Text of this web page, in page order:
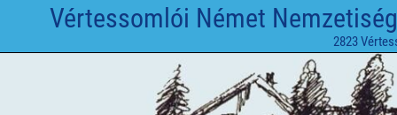
Vértessomlói Német
2823